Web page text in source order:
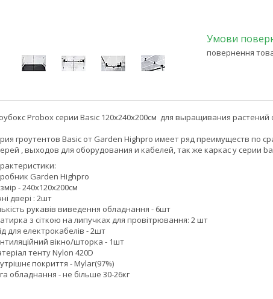
повернення
Probox серии Basic 120x240x200см для выращивания
гроутентов Basic от Garden Highpro имеет ряд преимуществ по
, выходов для оборудования и кабелей, так же каркас у серии
Garden Highpro
- 240х120х200см
двері : 2шт
рукавів виведення обладнання - 6шт
з сіткою на липучках для провітрювання: 2 шт
для електрокабелів - 2шт
вікно/шторка - 1шт
тенту Nylon 420D
покриття - Mylar(97%)
обладнання - не більше 30-26кг